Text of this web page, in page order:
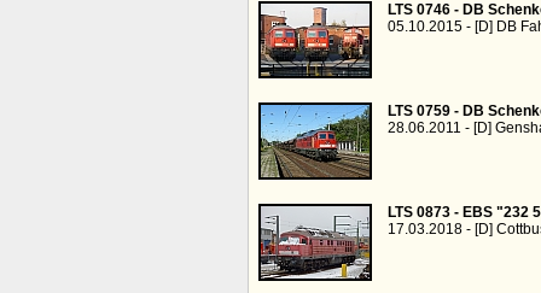
LTS 0746 - DB
05.10.2015 - [D] DB
LTS 0759 - DB
28.06.2011 - [D]
LTS 0873 - EBS "232
17.03.2018 - [D]